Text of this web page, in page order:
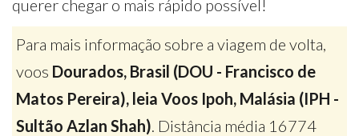
querer chegar o mais rápido possível!
Para mais informação sobre a viagem de volta,
voos Dourados, Brasil (DOU - Francisco de
Matos Pereira), leia Voos Ipoh, Malásia (IPH -
Sultão Azlan Shah). Distância média 16774